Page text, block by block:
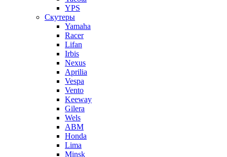
YPS
Скутеры
Yamaha
Racer
Lifan
Irbis
Nexus
Aprilia
Vespa
Vento
Keeway
Gilera
Wels
ABM
Honda
Lima
Minsk